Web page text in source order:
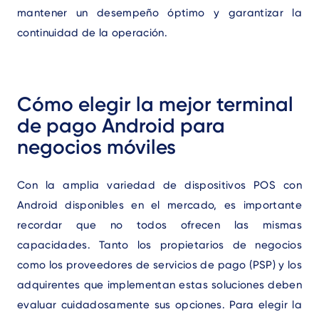
mantener un desempeño óptimo y garantizar la
continuidad de la operación.
Cómo elegir la mejor terminal
de pago Android para
negocios móviles
Con la amplia variedad de dispositivos POS con
Android disponibles en el mercado, es importante
recordar que no todos ofrecen las mismas
capacidades. Tanto los propietarios de negocios
como los proveedores de servicios de pago (PSP) y los
adquirentes que implementan estas soluciones deben
evaluar cuidadosamente sus opciones. Para elegir la